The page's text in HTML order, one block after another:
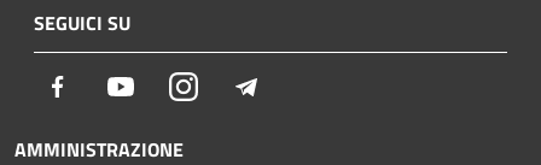
SEGUICI SU
Facebook YoutubeInstagram
AMMINISTRAZIONE